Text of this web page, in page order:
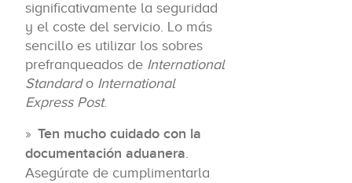
significativamente la seguridad
y el coste del servicio. Lo más
sencillo es utilizar los sobres
prefranqueados de International
Standardo International
Express Post.
Ten mucho cuidado con la
documentación aduanera.
Asegúrate de cumplimentarla